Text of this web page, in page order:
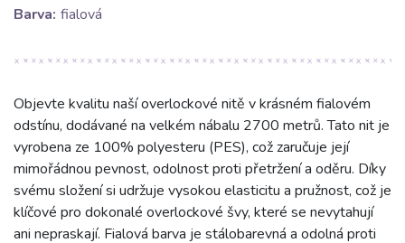
Barva: fialová
Objevte kvalitu naší overlockové nitě v krásném fialovém
odstínu, dodávané na velkém nábalu 2700 metrů. Tato nit je
vyrobena ze 100% polyesteru (PES), což zaručuje její
mimořádnou pevnost, odolnost proti přetržení a oděru. Díky
svému složení si udržuje vysokou elasticitu a pružnost, což je
klíčové pro dokonalé overlockové švy, které se nevytahují
ani nepraskají. Fialová barva je stálobarevná a odolná proti